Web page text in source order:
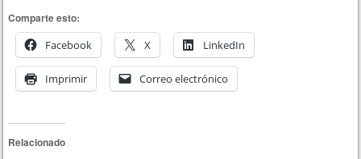
Comparte esto:
Facebook
X LinkedIn
Imprimir Correo electrónico
Relacionado